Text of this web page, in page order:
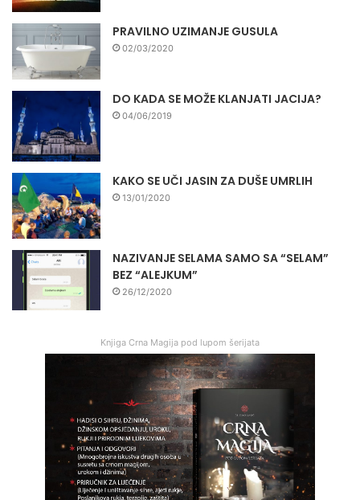
PRAVILNO UZIMANJE GUSULA
02/03/2020
DO KADA SE MOŽE KLANJATI JACIJA?
04/06/2019
KAKO SE UČI JASIN ZA DUŠE UMRLIH
13/01/2020
NAZIVANJE SELAMA SAMO SA “SELAM”
BEZ “ALEJKUM”
26/12/2020
Knjiga Crna Magija pod lupom šerijata